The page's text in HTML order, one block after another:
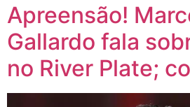
Apreensão!
Gallardo fala
no River Plate;